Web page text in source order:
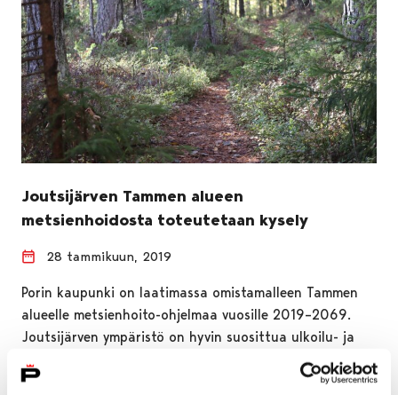
Joutsijärven Tammen alueen
metsienhoidosta toteutetaan kysely
28 tammikuun, 2019
Porin kaupunki on laatimassa omistamalleen Tammen
alueelle metsienhoito-ohjelmaa vuosille 2019–2069.
Joutsijärven ympäristö on hyvin suosittua ulkoilu- ja